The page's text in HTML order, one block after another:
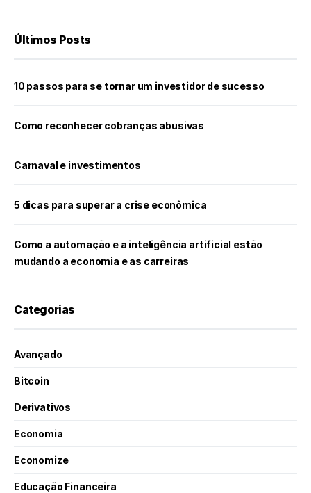
Últimos Posts
10 passos para se tornar um investidor de sucesso
Como reconhecer cobranças abusivas
Carnaval e investimentos
5 dicas para superar a crise econômica
Como a automação e a inteligência artificial estão
mudando a economia e as carreiras
Categorias
Avançado
Bitcoin
Derivativos
Economia
Economize
Educação Financeira